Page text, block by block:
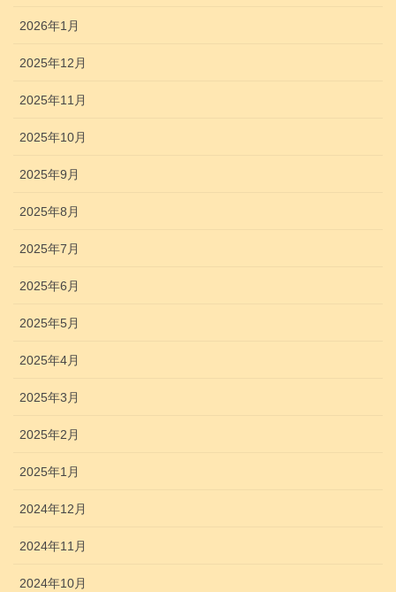
2026年1月
2025年12月
2025年11月
2025年10月
2025年9月
2025年8月
2025年7月
2025年6月
2025年5月
2025年4月
2025年3月
2025年2月
2025年1月
2024年12月
2024年11月
2024年10月